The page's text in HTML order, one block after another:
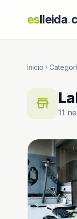
eslleida.
Inicio chevron_right
store 11